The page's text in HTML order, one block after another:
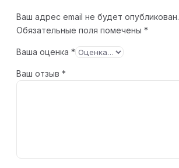
Ваш адрес email не будет опубликован.
Обязательные поля помечены *
Ваша оценка *
Ваш отзыв *